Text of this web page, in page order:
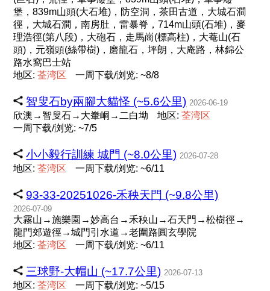
堡，839m山頭(大石堆)，防空洞，茶田古道，大城石澗
徑，大城石澗，南房肚，雷暴脊，714m山頭(石堆)，麥
理浩徑(第八段)，大砲石，走馬崗(標高柱)，大菴山(石
頭)，元嶺頭(絲帶樹)，磨龍石，坪朗，大庵路，林錦公
路水窩巴士站
地区:荃湾区 一周下载/浏览: ~8/8
智叟石by兩腳大貓怪 (~5.6公里) 2026-06-19
欣澳→智叟石→大輋峒→二白坳 地区:荃湾区
一周下载/浏览: ~7/5
小小毅行訓練 城門 (~8.0公里) 2026-07-28
地区:荃湾区 一周下载/浏览: ~6/11
93-33-20251026-禾秧天門 (~9.8公里)
2026-07-09
大霧山→施樂園→妙高台→禾秧山→石天門→松樹徑→
龍門郊遊徑→城門引水道→老圍路圓玄學院
地区:荃湾区 一周下载/浏览: ~6/11
三球野-大帽山 (~17.7公里) 2026-07-13
地区:荃湾区 一周下载/浏览: ~5/15